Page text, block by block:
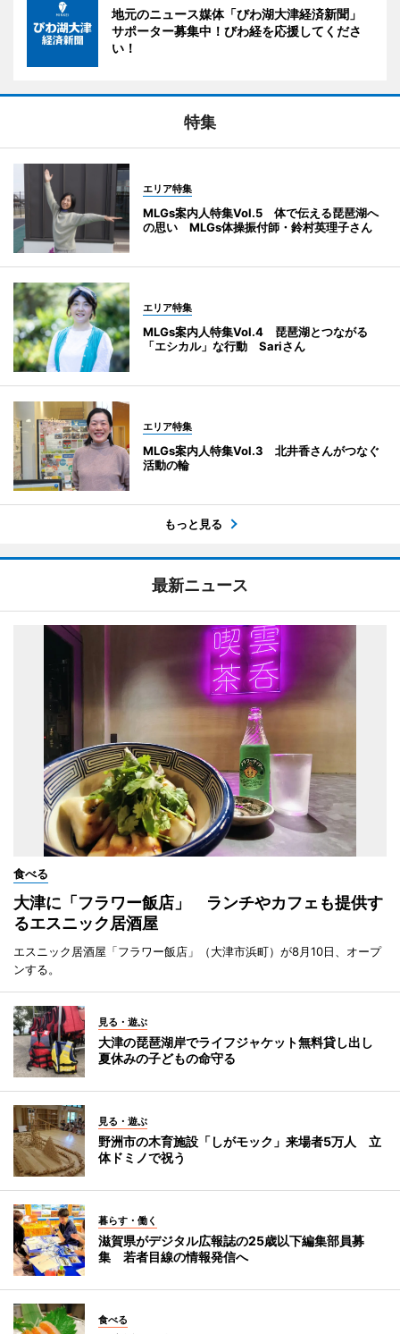
地元のニュース媒体「びわ湖大津経済新聞」
サポーター募集中！びわ経を応援してくださ
い！
特集
エリア特集
MLGs案内人特集Vol.5 体で伝える琵琶湖へ
の思い MLGs体操振付師・鈴村英理子さん
エリア特集
MLGs案内人特集Vol.4 琵琶湖とつながる
「エシカル」な行動 Sariさん
エリア特集
MLGs案内人特集Vol.3 北井香さんがつなぐ
活動の輪
もっと見る
最新ニュース
食べる
大津に「フラワー飯店」 ランチやカフェも提供す
るエスニック居酒屋
エスニック居酒屋「フラワー飯店」（大津市浜町）が8月10日、オープ
ンする。
見る・遊ぶ
大津の琵琶湖岸でライフジャケット無料貸し出し
夏休みの子どもの命守る
見る・遊ぶ
野洲市の木育施設「しがモック」来場者5万人 立
体ドミノで祝う
暮らす・働く
滋賀県がデジタル広報誌の25歳以下編集部員募
集 若者目線の情報発信へ
食べる